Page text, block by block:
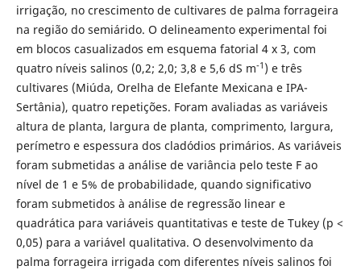
irrigação, no crescimento de cultivares de palma forrageira
na região do semiárido. O delineamento experimental foi
em blocos casualizados em esquema fatorial 4 x 3, com
quatro níveis salinos (0,2; 2,0; 3,8 e 5,6 dS m-1 ) e três
cultivares (Miúda, Orelha de Elefante Mexicana e IPA-
Sertânia), quatro repetições. Foram avaliadas as variáveis
altura de planta, largura de planta, comprimento, largura,
perímetro e espessura dos cladódios primários. As variáveis
foram submetidas a análise de variância pelo teste F ao
nível de 1 e 5% de probabilidade, quando significativo
foram submetidos à análise de regressão linear e
quadrática para variáveis quantitativas e teste de Tukey (p <
0,05) para a variável qualitativa. O desenvolvimento da
palma forrageira irrigada com diferentes níveis salinos foi